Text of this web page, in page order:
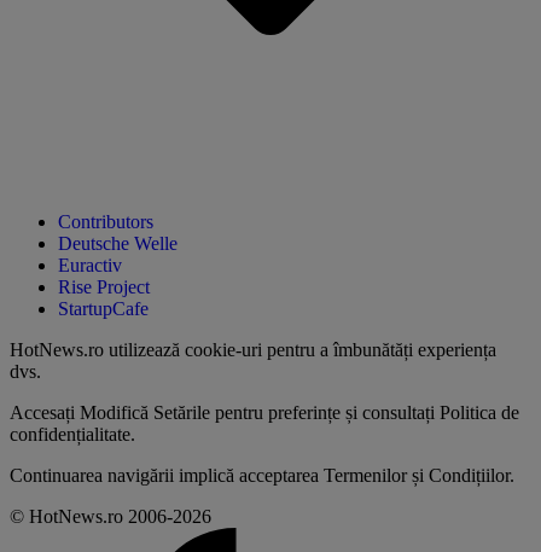
Contributors
Deutsche Welle
Euractiv
Rise Project
StartupCafe
HotNews.ro utilizează cookie-uri pentru a îmbunătăți experiența
dvs.
Accesați Modifică Setările pentru preferințe și consultați Politica de
confidențialitate.
Continuarea navigării implică acceptarea Termenilor și Condițiilor.
© HotNews.ro 2006-2026